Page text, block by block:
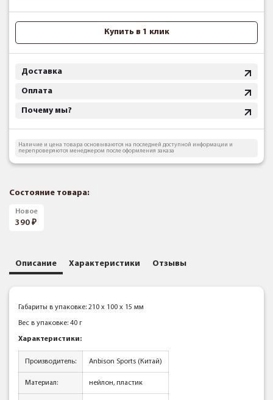
Купить в 1 клик
Доставка
Оплата
Почему мы?
Наличие и цена товара основываются на последней доступной информации и
перепроверяются менеджером после оформления заказа
Состояние товара:
Новое
390
Описание Характеристики Отзывы
Габариты в упаковке: 210 x 100 x 15 мм
Вес в упаковке: 40 г
Характеристики:
Производитель: Anbison Sports (Китай)
Материал: нейлон, пластик